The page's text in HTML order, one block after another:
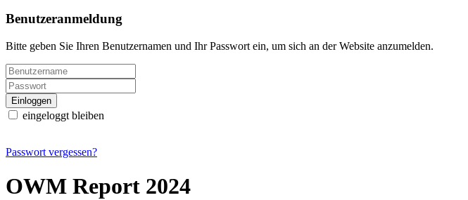
Benutzeranmeldung
Bitte geben Sie Ihren Benutzernamen und Ihr Passwort ein, um sich an der Website anzumelden.
eingeloggt bleiben
Passwort vergessen?
OWM Report 2024